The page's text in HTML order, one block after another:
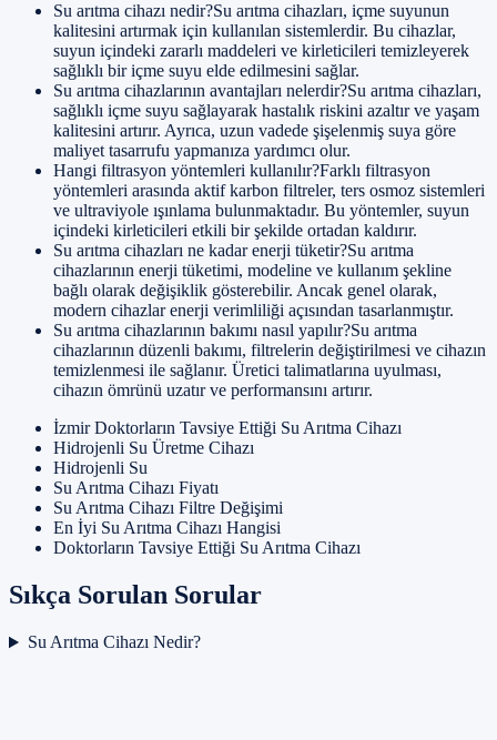
Su arıtma cihazı nedir?Su arıtma cihazları, içme suyunun
kalitesini artırmak için kullanılan sistemlerdir. Bu cihazlar,
suyun içindeki zararlı maddeleri ve kirleticileri temizleyerek
sağlıklı bir içme suyu elde edilmesini sağlar.
Su arıtma cihazlarının avantajları nelerdir?Su arıtma cihazları,
sağlıklı içme suyu sağlayarak hastalık riskini azaltır ve yaşam
kalitesini artırır. Ayrıca, uzun vadede şişelenmiş suya göre
maliyet tasarrufu yapmanıza yardımcı olur.
Hangi filtrasyon yöntemleri kullanılır?Farklı filtrasyon
yöntemleri arasında aktif karbon filtreler, ters osmoz sistemleri
ve ultraviyole ışınlama bulunmaktadır. Bu yöntemler, suyun
içindeki kirleticileri etkili bir şekilde ortadan kaldırır.
Su arıtma cihazları ne kadar enerji tüketir?Su arıtma
cihazlarının enerji tüketimi, modeline ve kullanım şekline
bağlı olarak değişiklik gösterebilir. Ancak genel olarak,
modern cihazlar enerji verimliliği açısından tasarlanmıştır.
Su arıtma cihazlarının bakımı nasıl yapılır?Su arıtma
cihazlarının düzenli bakımı, filtrelerin değiştirilmesi ve cihazın
temizlenmesi ile sağlanır. Üretici talimatlarına uyulması,
cihazın ömrünü uzatır ve performansını artırır.
İzmir Doktorların Tavsiye Ettiği Su Arıtma Cihazı
Hidrojenli Su Üretme Cihazı
Hidrojenli Su
Su Arıtma Cihazı Fiyatı
Su Arıtma Cihazı Filtre Değişimi
En İyi Su Arıtma Cihazı Hangisi
Doktorların Tavsiye Ettiği Su Arıtma Cihazı
Sıkça Sorulan Sorular
Su Arıtma Cihazı Nedir?